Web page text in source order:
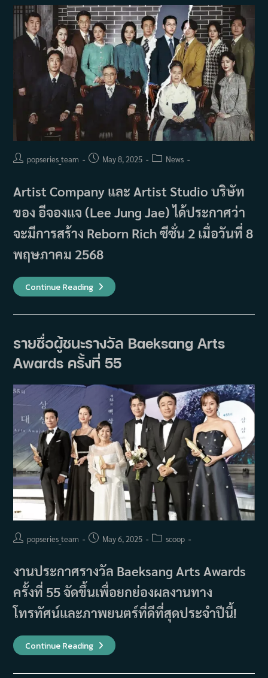
แสดง
นำ
และ
ข้อ
ถก
เถียง
เกี่ยว
กับ
ต้นฉบับ
เว็บ
ตูน!
Postpopseries_team
PostMay 8, 2025
PostNews
Artist Company และ Artist Studio บริษัท
ของ อีจองแจ (Lee Jung Jae) ได้ประกาศว่า
จะมีการสร้าง Reborn Rich ซีซั่น 2 เมื่อวันที่ 8
พฤษภาคม 2568
Continue Readingบริษัท
ของ
จอง
Jung
Jae)
จะ
รับ
หน้าที่
ซี
Reborn
Rich
ซั่น
2
รายชื่อผู้ชนะรางวัล Baeksang Arts
Awards ครั้งที่ 55
Postpopseries_team
PostMay 6, 2025
Postscoop
งานประกาศรางวัล Baeksang Arts Awards
ครั้งที่ 55 จัดขึ้นเพื่อยกย่องผลงานทาง
โทรทัศน์และภาพยนตร์ที่ดีที่สุดประจำปีนี้!
Continue Readingราย
ชื่อ
ชนะ